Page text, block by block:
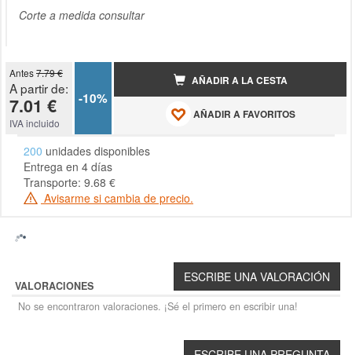
Corte a medida consultar
Antes7.79 €
A partir de:
7.01 €
IVA incluido
-10%
AÑADIR A LA CESTA
AÑADIR A FAVORITOS
200 unidades disponibles
Entrega en 4 días
Transporte: 9.68 €
Avisarme si cambia de precio.
VALORACIONES
No se encontraron valoraciones. ¡Sé el primero en escribir una!